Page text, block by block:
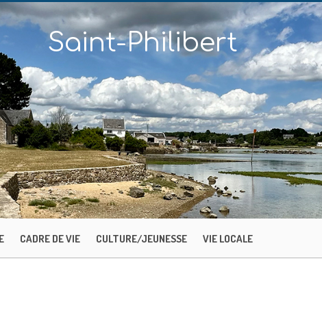
Saint-Philibert
CADRE DE VIE CULTURE/JEUNESSE VIE LOCALE